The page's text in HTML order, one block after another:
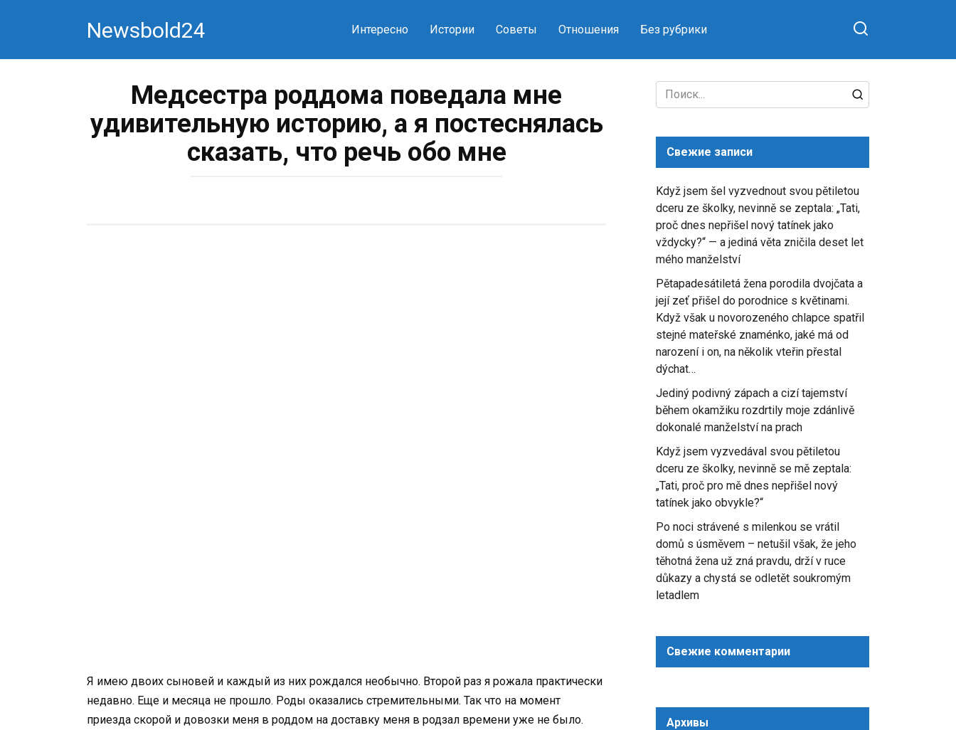
Newsbold24 Интересно Истории Советы Отношения Без рубрики
Медсестра роддома поведала мне
удивительную историю, а я постеснялась
сказать, что речь обо мне
Я имею двоих сыновей и каждый из них рождался необычно. Второй раз я рожала практически
недавно. Еще и месяца не прошло. Роды оказались стремительными. Так что на момент
приезда скорой и довозки меня в роддом на доставку меня в родзал времени уже не было.
Search
for:
Свежие записи
Když jsem šel vyzvednout svou pětiletou
dceru ze školky, nevinně se zeptala: „Tati,
proč dnes nepřišel nový tatínek jako
vždycky?“ — a jediná věta zničila deset let
mého manželství
Pětapadesátiletá žena porodila dvojčata a
její zeť přišel do porodnice s květinami.
Když však u novorozeného chlapce spatřil
stejné mateřské znaménko, jaké má od
narození i on, na několik vteřin přestal
dýchat…
Jediný podivný zápach a cizí tajemství
během okamžiku rozdrtily moje zdánlivě
dokonalé manželství na prach
Když jsem vyzvedával svou pětiletou
dceru ze školky, nevinně se mě zeptala:
„Tati, proč pro mě dnes nepřišel nový
tatínek jako obvykle?“
Po noci strávené s milenkou se vrátil
domů s úsměvem – netušil však, že jeho
těhotná žena už zná pravdu, drží v ruce
důkazy a chystá se odletět soukromým
letadlem
Свежие комментарии
Архивы